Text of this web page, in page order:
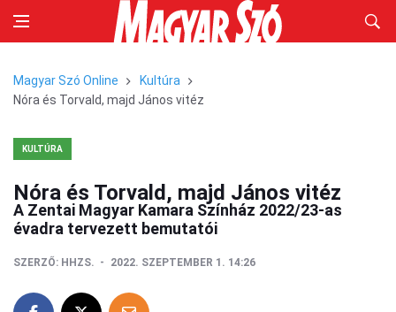
Magyar Szó Online
Kultúra
Nóra és Torvald, majd János vitéz
KULTÚRA
Nóra és Torvald, majd János vitéz
A Zentai Magyar Kamara Színház 2022/23-as
évadra tervezett bemutatói
SZERZŐ: HHZS. 2022. SZEPTEMBER 1. 14:26